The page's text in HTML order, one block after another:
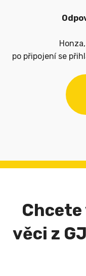
po připojení se
věci z